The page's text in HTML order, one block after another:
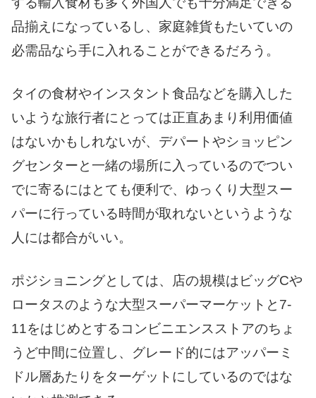
品揃えになっているし、家庭雑貨もたいていの
必需品なら手に入れることができるだろう。
タイの食材やインスタント食品などを購入した
いような旅行者にとっては正直あまり利用価値
はないかもしれないが、デパートやショッピン
グセンターと一緒の場所に入っているのでつい
でに寄るにはとても便利で、ゆっくり大型スー
パーに行っている時間が取れないというような
人には都合がいい。
ポジショニングとしては、店の規模はビッグCや
ロータスのような大型スーパーマーケットと7-
11をはじめとするコンビニエンスストアのちょ
うど中間に位置し、グレード的にはアッパーミ
ドル層あたりをターゲットにしているのではな